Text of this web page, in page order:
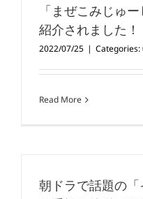
「まぜこみじゅ
紹介されました！
2022/07/25 | Categories:
Read More
朝ドラで話題の「